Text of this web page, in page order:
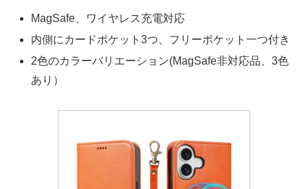
MagSafe、ワイヤレス充電対応
内側にカードポケット3つ、フリーポケット一つ付き
2色のカラーバリエーション(MagSafe非対応品、3色
あり）